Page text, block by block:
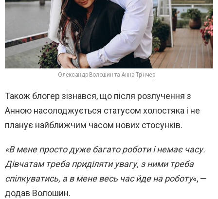
Олександр Волошин та Анна Трінчер
Також блогер зізнався, що після розлучення з
Анною насолоджується статусом холостяка і не
планує найближчим часом нових стосунків.
«В мене просто дуже багато роботи і немає часу.
Дівчатам треба приділяти увагу, з ними треба
спілкуватись, а в мене весь час йде на роботу«, —
додав Волошин.